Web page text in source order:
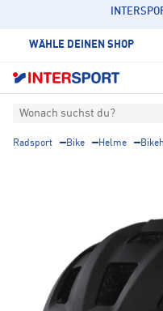
WÄHLE DEINEN SHOP
Wonach suchst du?
Radsport Bike Helme